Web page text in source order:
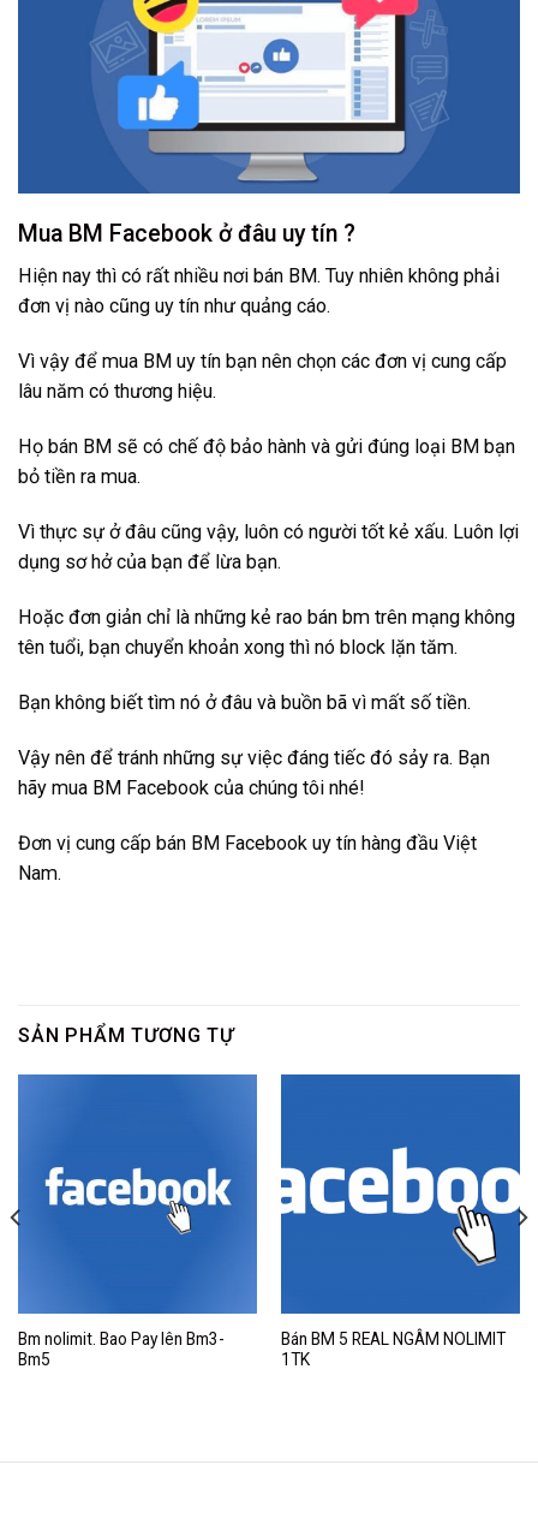
Mua BM Facebook ở đâu uy tín ?
Hiện nay thì có rất nhiều nơi bán BM. Tuy nhiên không phải
đơn vị nào cũng uy tín như quảng cáo.
Vì vậy để mua BM uy tín bạn nên chọn các đơn vị cung cấp
lâu năm có thương hiệu.
Họ bán BM sẽ có chế độ bảo hành và gửi đúng loại BM bạn
bỏ tiền ra mua.
Vì thực sự ở đâu cũng vậy, luôn có người tốt kẻ xấu. Luôn lợi
dụng sơ hở của bạn để lừa bạn.
Hoặc đơn giản chỉ là những kẻ rao bán bm trên mạng không
tên tuổi, bạn chuyển khoản xong thì nó block lặn tăm.
Bạn không biết tìm nó ở đâu và buồn bã vì mất số tiền.
Vậy nên để tránh những sự việc đáng tiếc đó sảy ra. Bạn
hãy mua BM Facebook của chúng tôi nhé!
Đơn vị cung cấp bán BM Facebook uy tín hàng đầu Việt
Nam.
SẢN PHẨM TƯƠNG TỰ
Bm nolimit. Bao Pay lên Bm3-
Bm5
Bán BM 5 REAL NGÂM NOLIMIT
1TK